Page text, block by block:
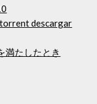
torrent descargar
満たしたとき